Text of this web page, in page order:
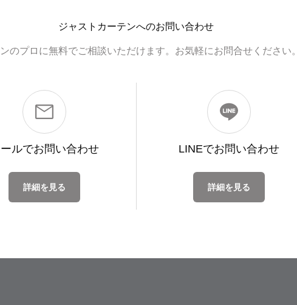
ジャストカーテンへのお問い合わせ
のプロに無料でご相談いただけます。お気軽にお問合せください。
ルでお問い合わせ
詳細を見る
LINEでお問い合わせ
詳細を見る